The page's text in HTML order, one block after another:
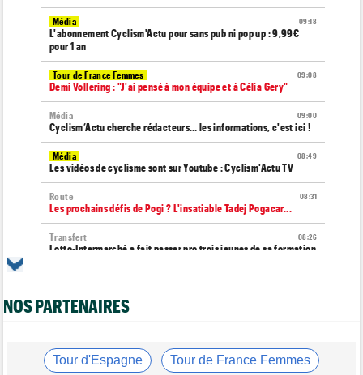
09:18
Média
L'abonnement Cyclism'Actu pour sans pub ni pop up : 9,99€
pour 1 an
09:08
Tour de France Femmes
Demi Vollering : "J'ai pensé à mon équipe et à Célia Gery"
09:00
Média
Cyclism’Actu cherche rédacteurs… les informations, c'est ici !
08:49
Média
Les vidéos de cyclisme sont sur Youtube : Cyclism'Actu TV
08:31
Route
Les prochains défis de Pogi ? L'insatiable Tadej Pogacar...
08:26
Transfert
Lotto-Intermarché a fait passer pro trois jeunes de sa formation
07:49
Route
NOS PARTENAIRES
Tour d'Espagne Tour de France Femmes